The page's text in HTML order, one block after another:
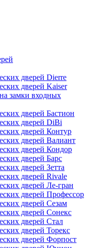
дверей Dierre
дверей Kaiser
замки входных
дверей Бастион
дверей DiBi
дверей Контур
дверей Валиант
дверей Кондор
дверей Барс
дверей Зетта
дверей Rivale
дверей Ле-гран
дверей Профессор
дверей Сезам
дверей Сонекс
дверей Стал
дверей Торекс
дверей Форпост